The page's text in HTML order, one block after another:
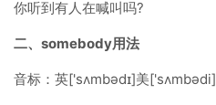
你听到有人在喊叫吗?
二、somebody用法
音标：英['sʌmbədɪ]美['sʌmbədi]